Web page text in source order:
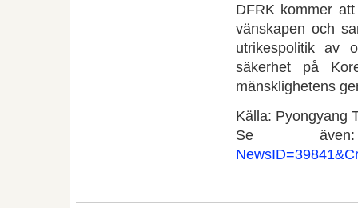
DFRK kommer
vänskapen och
utrikespolitik av
säkerhet på
mänsklighetens
Källa: Pyongyang
Se